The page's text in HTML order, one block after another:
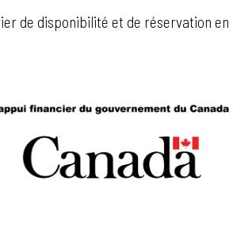
de disponibilité et de réservation en